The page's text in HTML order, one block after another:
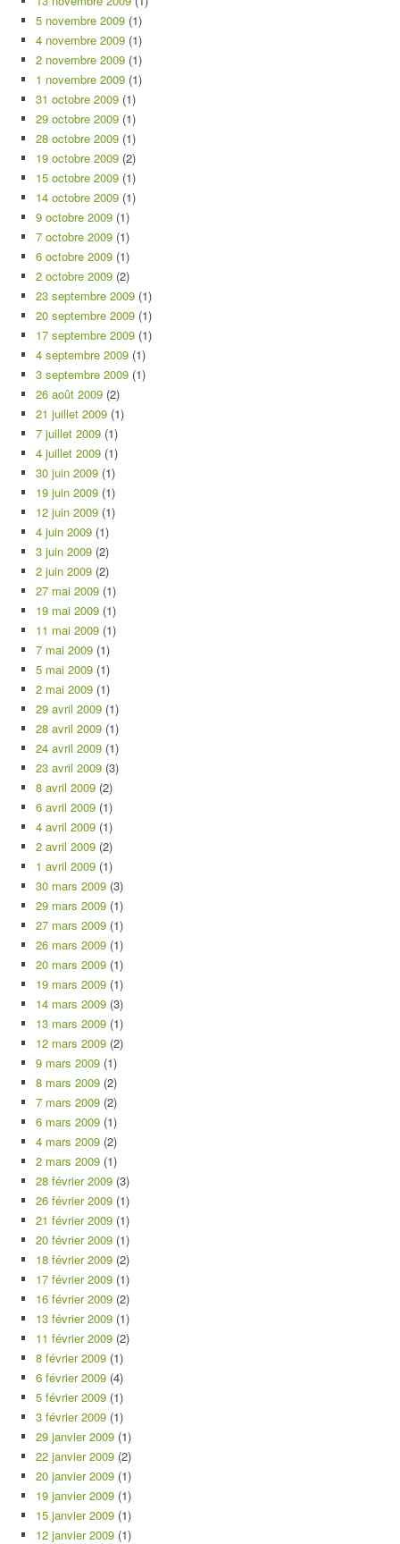
5 novembre 2009 (1)
4 novembre 2009 (1)
2 novembre 2009 (1)
1 novembre 2009 (1)
31 octobre 2009 (1)
29 octobre 2009 (1)
28 octobre 2009 (1)
19 octobre 2009 (2)
15 octobre 2009 (1)
14 octobre 2009 (1)
9 octobre 2009 (1)
7 octobre 2009 (1)
6 octobre 2009 (1)
2 octobre 2009 (2)
23 septembre 2009 (1)
20 septembre 2009 (1)
17 septembre 2009 (1)
4 septembre 2009 (1)
3 septembre 2009 (1)
26 août 2009 (2)
21 juillet 2009 (1)
7 juillet 2009 (1)
4 juillet 2009 (1)
30 juin 2009 (1)
19 juin 2009 (1)
12 juin 2009 (1)
4 juin 2009 (1)
3 juin 2009 (2)
2 juin 2009 (2)
27 mai 2009 (1)
19 mai 2009 (1)
11 mai 2009 (1)
7 mai 2009 (1)
5 mai 2009 (1)
2 mai 2009 (1)
29 avril 2009 (1)
28 avril 2009 (1)
24 avril 2009 (1)
23 avril 2009 (3)
8 avril 2009 (2)
6 avril 2009 (1)
4 avril 2009 (1)
2 avril 2009 (2)
1 avril 2009 (1)
30 mars 2009 (3)
29 mars 2009 (1)
27 mars 2009 (1)
26 mars 2009 (1)
20 mars 2009 (1)
19 mars 2009 (1)
14 mars 2009 (3)
13 mars 2009 (1)
12 mars 2009 (2)
9 mars 2009 (1)
8 mars 2009 (2)
7 mars 2009 (2)
6 mars 2009 (1)
4 mars 2009 (2)
2 mars 2009 (1)
28 février 2009 (3)
26 février 2009 (1)
21 février 2009 (1)
20 février 2009 (1)
18 février 2009 (2)
17 février 2009 (1)
16 février 2009 (2)
13 février 2009 (1)
11 février 2009 (2)
8 février 2009 (1)
6 février 2009 (4)
5 février 2009 (1)
3 février 2009 (1)
29 janvier 2009 (1)
22 janvier 2009 (2)
20 janvier 2009 (1)
19 janvier 2009 (1)
15 janvier 2009 (1)
12 janvier 2009 (1)